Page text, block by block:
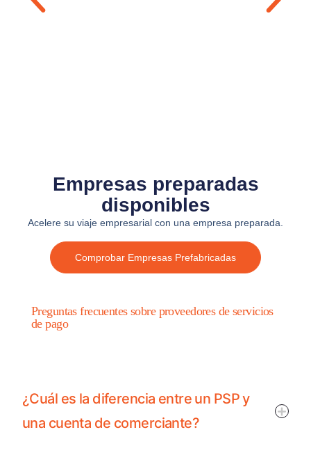
Empresas preparadas
disponibles
Acelere su viaje empresarial con una empresa preparada.
Comprobar Empresas Prefabricadas
Preguntas frecuentes sobre proveedores de servicios
de pago
¿Cuál es la diferencia entre un PSP y
una cuenta de comerciante?